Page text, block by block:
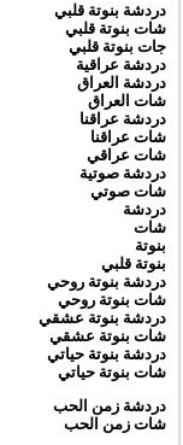
دردشة بنوتة قلبي
شات بنوتة قلبي
جات بنوتة قلبي
دردشة عراقية
دردشة العراق
شات العراق
دردشة عراقنا
شات عراقنا
شات عراقي
دردشة صوتية
شات صوتي
دردشة
شات
بنوتة
بنوتة قلبي
دردشة بنوتة روحي
شات بنوتة روحي
دردشة بنوتة عشقي
شات بنوتة عشقي
دردشة بنوتة حياتي
شات بنوتة حياتي
دردشة زمن الحب
شات زمن الحب